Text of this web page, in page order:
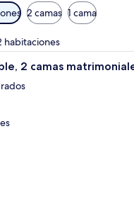
2 camas 1 cama
habitaciones
Un baño
2 camas